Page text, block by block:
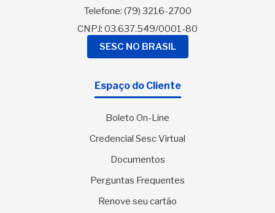
Telefone: (79) 3216-2700
CNPJ: 03.637.549/0001-80
SESC NO BRASIL
Espaço do Cliente
Boleto On-Line
Credencial Sesc Virtual
Documentos
Perguntas Frequentes
Renove seu cartão